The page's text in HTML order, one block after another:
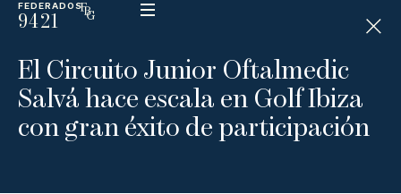
FEDERADOS
9421
ESP
N
D
I
C
P
El Circuito Junior Oftalmedic
Salvá hace escala en Golf Ibiza
con gran éxito de participación